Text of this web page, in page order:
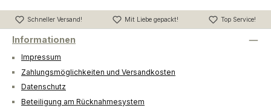
Schneller Versand! Mit Liebe gepackt! Top Service!
Informationen
Impressum
Zahlungsmöglichkeiten und Versandkosten
Datenschutz
Beteiligung am Rücknahmesystem